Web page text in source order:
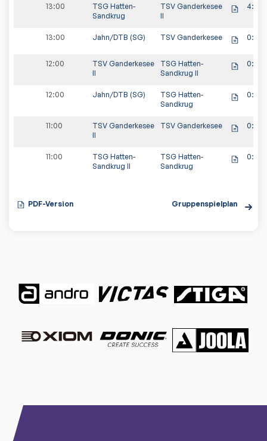
13:00
TSG Hatten-
Sandkrug
TSV Ganderkesee
II
4:0
13:00 Jahn/DTB (SG) TSV Ganderkesee 0:4
12:00
TSV Ganderkesee
II
TSG Hatten-
Sandkrug II
0:4
12:00 Jahn/DTB (SG)
TSG Hatten-
Sandkrug
0:4
11:00
TSV Ganderkesee
II
TSV Ganderkesee 0:4
11:00
TSG Hatten-
Sandkrug II
TSG Hatten-
Sandkrug
0:4
PDF-Version Gruppenspielplan